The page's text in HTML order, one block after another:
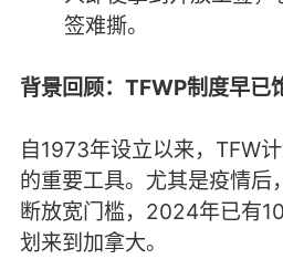
签难撕。
背景回顾：TFWP制度早已
自1973年设立以来，TFW
的重要工具。尤其是疫情后
断放宽门槛，2024年已有
划来到加拿大。